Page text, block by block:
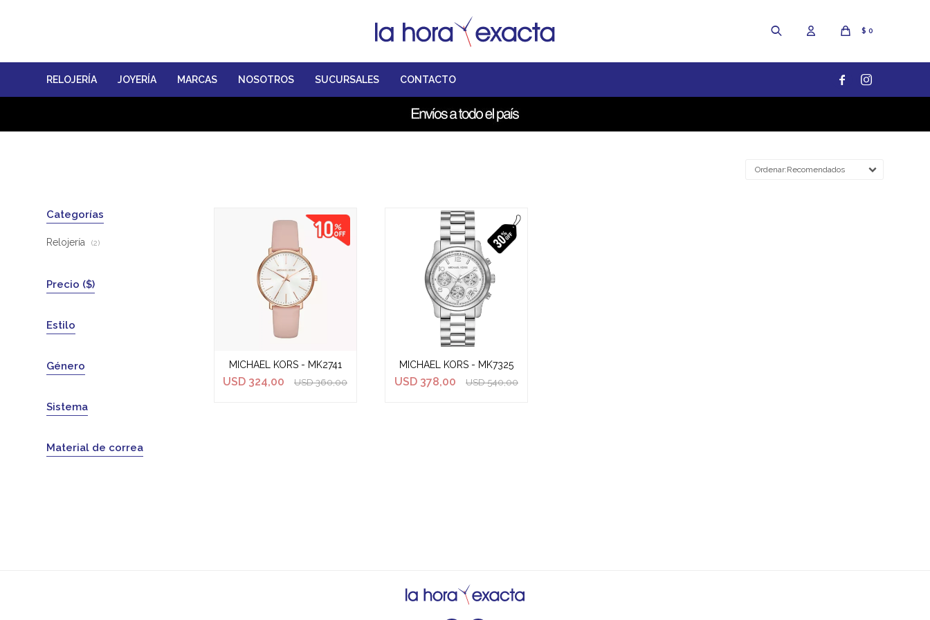
RELOJERÍA JOYERÍA MARCAS NOSOTROS SUCURSALES CONTACTO
$ 0
 
Recomendados
MICHAEL KORS - MK2741
USD 324,00 USD 360,00
MICHAEL KORS - MK7325
USD 378,00 USD 540,00
Categorías
Relojería (2)
Precio ($)
Estilo
Género
Sistema
Material de correa